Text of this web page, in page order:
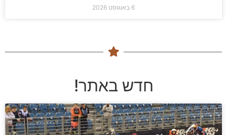
6 באוגוסט 2026
חדש באתר!